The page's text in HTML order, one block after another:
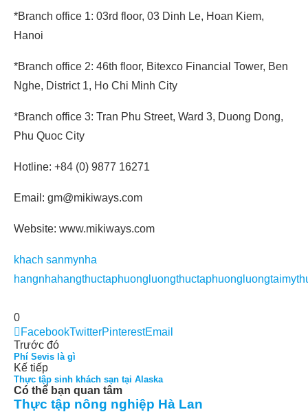
*Branch office 1: 03rd floor, 03 Dinh Le, Hoan Kiem,
Hanoi
*Branch office 2: 46th floor, Bitexco Financial Tower, Ben
Nghe, District 1, Ho Chi Minh City
*Branch office 3: Tran Phu Street, Ward 3, Duong Dong,
Phu Quoc City
Hotline: +84 (0) 9877 16271
Email: gm@mikiways.com
Website: www.mikiways.com
khach sanmynha
hangnhahangthuctaphuongluongthuctaphuongluongtaimy
0
FacebookTwitterPinterestEmail
Trước đó
Phí Sevis là gì
Kế tiếp
Thực tập sinh khách sạn tại Alaska
Có thể bạn quan tâm
Thực tập nông nghiệp Hà Lan